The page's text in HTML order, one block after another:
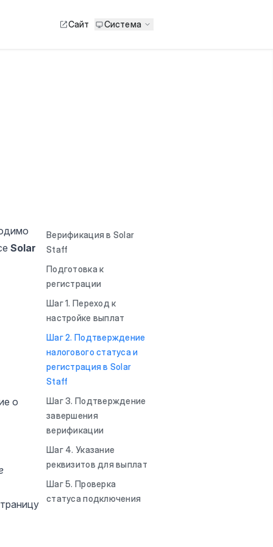
Сайт Система
Solar
о
Верификация в Solar
Staff
Подготовка к
регистрации
Шаг 1. Переход к
настройке выплат
Шаг 2. Подтверждение
налогового статуса и
регистрация в Solar
Staff
Шаг 3. Подтверждение
завершения
верификации
Шаг 4. Указание
реквизитов для выплат
Шаг 5. Проверка
статуса подключения